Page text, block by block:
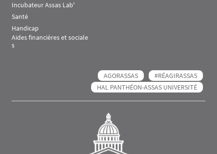
Incubateur Assas Lab'
Santé
Handicap
Aides financières et sociale
s
AGORASSAS
#RÉAGIRASSAS
HAL PANTHÉON-ASSAS UNIVERSITÉ